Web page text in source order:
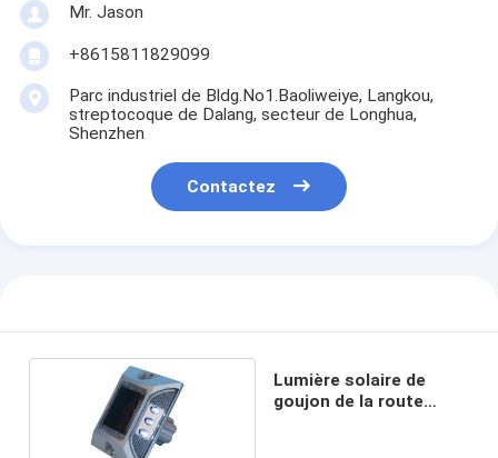
Mr. Jason
+8615811829099
Parc industriel de Bldg.No1.Baoliweiye, Langkou,
streptocoque de Dalang, secteur de Longhua,
Shenzhen
Contactez
Lumière solaire de
goujon de la route